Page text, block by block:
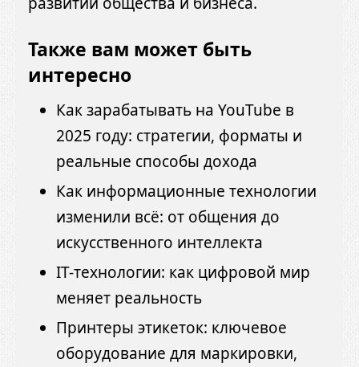
Также вам может быть
интересно
Как зарабатывать на YouTube в
2025 году: стратегии, форматы и
реальные способы дохода
Как информационные технологии
изменили всё: от общения до
искусственного интеллекта
IT-технологии: как цифровой мир
меняет реальность
Принтеры этикеток: ключевое
оборудование для маркировки,